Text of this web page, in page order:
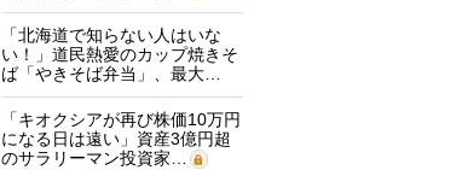
「北海道で知らない人はいな
い！」道民熱愛のカップ焼きそ
ば「やきそば弁当」、最大…
「キオクシアが再び株価10万円
になる日は遠い」資産3億円超
のサラリーマン投資家…